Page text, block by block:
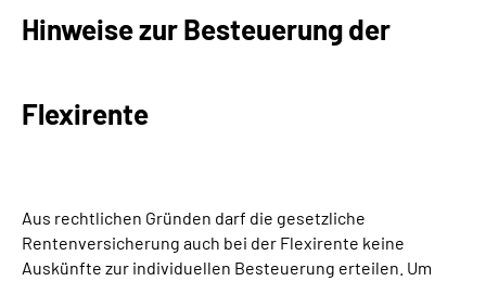
Rente
Über uns & Presse
Online-Services
Hinweise zur Besteuerung der
Flexirente
Aus rechtlichen Gründen darf die gesetzliche
Rentenversicherung auch bei der Flexirente keine
Auskünfte zur individuellen Besteuerung erteilen. Um